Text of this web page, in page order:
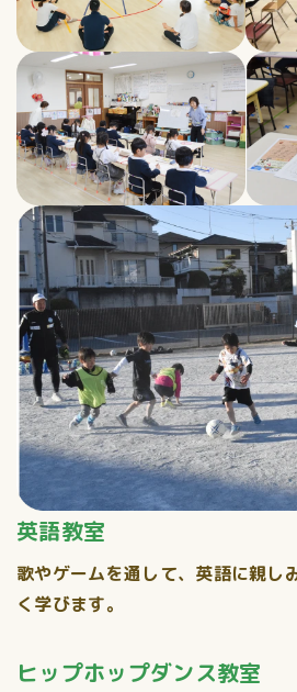
英語教室
歌やゲームを通して、英語に親し
く学びます。
ヒップホップダンス教室